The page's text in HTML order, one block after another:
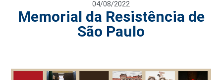
04/08/2022
Memorial da Resistência de
São Paulo